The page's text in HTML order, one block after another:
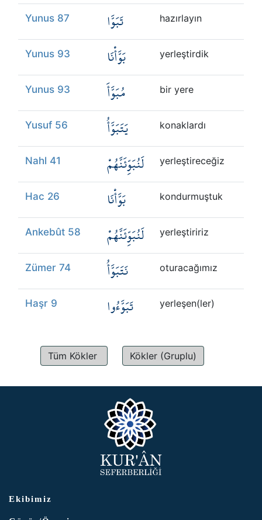
Yunus 87 تَبَوَّا hazırlayın
Yunus 93 بَوَّأْنَا yerleştirdik
Yunus 93 مُبَوَّأَ bir yere
Yusuf 56 يَتَبَوَّأُ konaklardı
Nahl 41 لَنُبَوِّئَنَّهُمْ yerleştireceğiz
Hac 26 بَوَّأْنَا kondurmuştuk
Ankebût 58 لَنُبَوِّئَنَّهُمْ yerleştiririz
Zümer 74 نَتَبَوَّأُ oturacağımız
Haşr 9 تَبَوَّءُوا yerleşen(ler)
Tüm Kökler Kökler (Gruplu)
Ekibimiz